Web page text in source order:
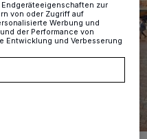
zur
von oder Zugriff auf
Werbung und
der Performance von
Entwicklung und Verbesserung